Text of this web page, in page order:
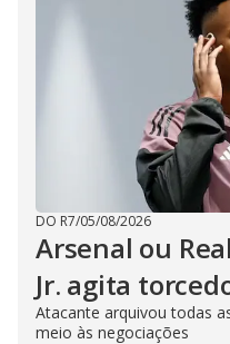
DO R7/05/08/2026
Arsenal ou
Jr. agita
Atacante arquivou todas
meio às negociações